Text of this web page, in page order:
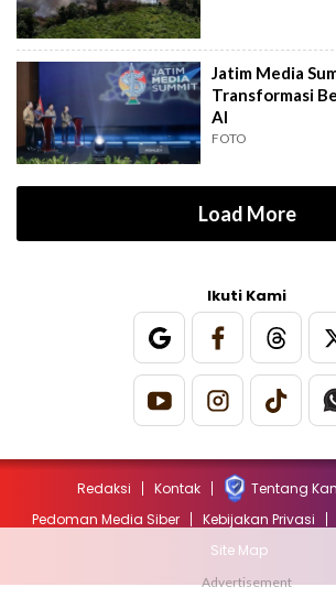
Jatim Media
Transformasi
AI
FOTO
Load More
Ikuti Kami
Redaksi Kontak Tentang
Pedoman Media Siber
Kebijakan Privasi
Site Map